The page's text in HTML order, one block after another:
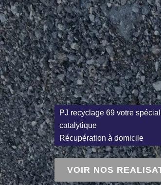
PJ recyclage 69 votre
catalytique
Récupération à domicile
VOIR NOS